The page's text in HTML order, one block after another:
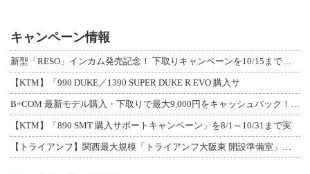
キャンペーン情報
新型「RESO」インカム発売記念！ 下取りキャンペーンを10/15まで延長して開
【KTM】「990 DUKE／1390 SUPER DUKE R EVO 購入サ
B+COM 最新モデル購入・下取りで最大9,000円をキャッシュバック！「B+F
【KTM】「890 SMT 購入サポートキャンペーン」を8/1～10/31まで実
【トライアンフ】関西最大規模「トライアンフ大阪東 開設準備室」がオープン！ 限定